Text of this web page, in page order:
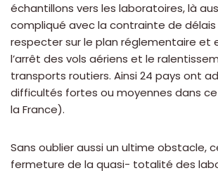
échantillons vers les laboratoires, là
compliqué avec la contrainte de
respecter sur le plan réglementaire et
l’arrêt des vols aériens et le
transports routiers. Ainsi 24 pays ont
difficultés fortes ou moyennes dans
la France).
Sans oublier aussi un ultime obstacle,
fermeture de la quasi- totalité des